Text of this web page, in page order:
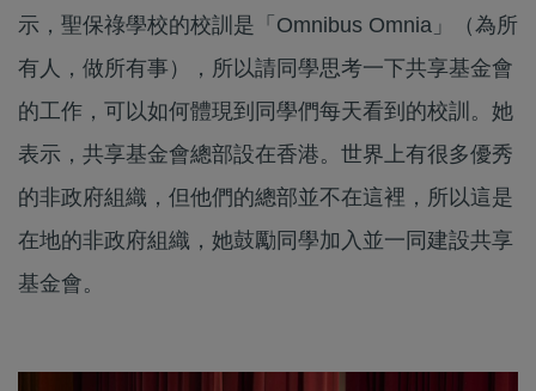
示，聖保祿學校的校訓是「Omnibus Omnia」（為所
有人，做所有事），所以請同學思考一下共享基金會
的工作，可以如何體現到同學們每天看到的校訓。她
表示，共享基金會總部設在香港。世界上有很多優秀
的非政府組織，但他們的總部並不在這裡，所以這是
在地的非政府組織，她鼓勵同學加入並一同建設共享
基金會。